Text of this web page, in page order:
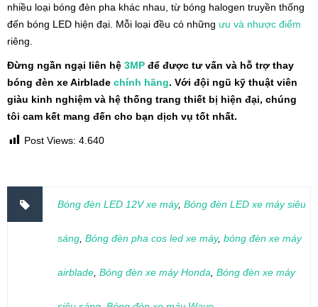
nhiều loại bóng đèn pha khác nhau, từ bóng halogen truyền thống
đến bóng LED hiện đại. Mỗi loại đều có những ưu và nhược điểm
riêng.
Đừng ngần ngại liên hệ 3MP để được tư vấn và hỗ trợ thay
bóng đèn xe Airblade chính hãng. Với đội ngũ kỹ thuật viên
giàu kinh nghiệm và hệ thống trang thiết bị hiện đại, chúng
tôi cam kết mang đến cho bạn dịch vụ tốt nhất.
Post Views: 4.640
Bóng đèn LED 12V xe máy, Bóng đèn LED xe máy siêu
sáng Bóng đèn pha cos led xe máy, bóng đèn xe máy
airblade Bóng đèn xe máy Honda Bóng đèn xe máy